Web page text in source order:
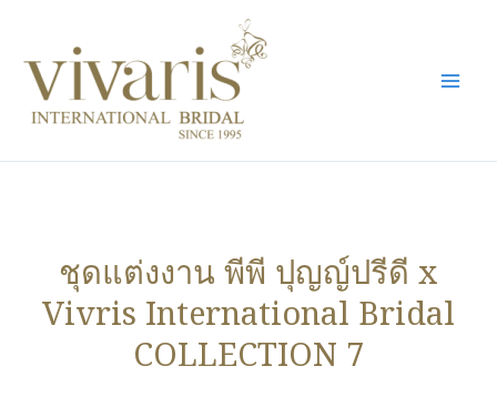
content
ชุดแต่งงาน พีพี ปุญญ์ปรีดี x
Vivris International Bridal
COLLECTION 7